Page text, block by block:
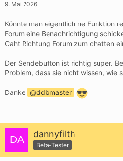
9. Mai 2026
Könnte man eigentlich ne Funktion
Forum eine Benachrichtigung
Caht Richtung Forum zum chatten
Der Sendebutton ist richtig super.
Problem, dass sie nicht wissen, wie
Danke ddbmaster
dannyfilth
Beta-Tester